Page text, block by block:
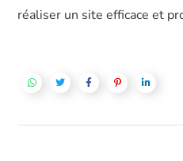
réaliser un site efficace et